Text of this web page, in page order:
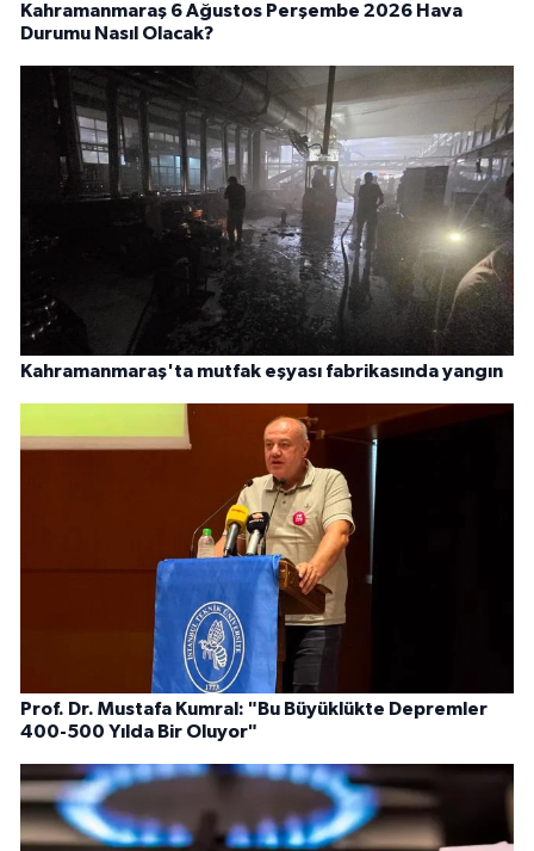
Kahramanmaraş 6 Ağustos Perşembe 2026 Hava
Durumu Nasıl Olacak?
Kahramanmaraş'ta mutfak eşyası fabrikasında yangın
Prof. Dr. Mustafa Kumral: "Bu Büyüklükte Depremler
400-500 Yılda Bir Oluyor"